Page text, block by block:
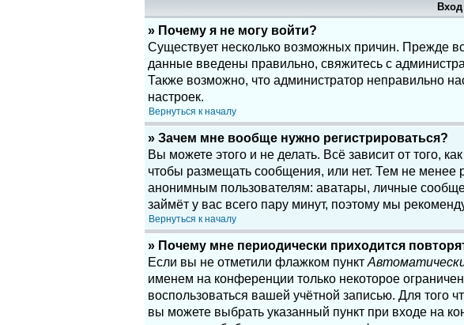
» Почему я не могу войти?
Существует несколько возможных причин. Прежде
данные введены правильно, свяжитесь с
Также возможно, что администратор неправильно
настроек.
Вернуться к началу
» Зачем мне вообще нужно регистрироваться?
Вы можете этого и не делать. Всё зависит от того,
чтобы размещать сообщения, или нет. Тем не менее
анонимным пользователям: аватары, личные
займёт у вас всего пару минут, поэтому мы
Вернуться к началу
» Почему мне периодически приходится
Если вы не отметили флажком пункт
именем на конференции только некоторое
воспользоваться вашей учётной записью. Для того
вы можете выбрать указанный пункт при входе на